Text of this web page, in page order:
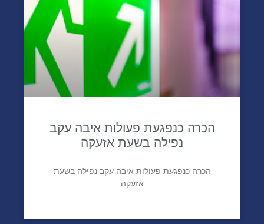
הכרה כנפגעת פעולות איבה עקב
נפילה בשעת אזעקה
הכרה כנפגעת פעולות איבה עקב נפילה בשעת
אזעקה